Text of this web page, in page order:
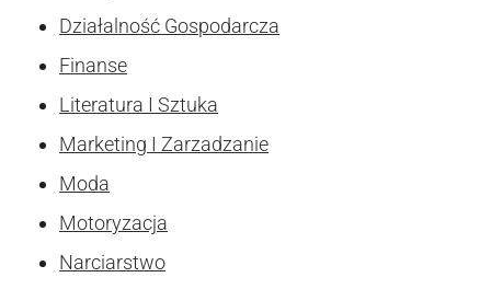
Działalność Gospodarcza
Finanse
Literatura I Sztuka
Marketing I Zarzadzanie
Moda
Motoryzacja
Narciarstwo